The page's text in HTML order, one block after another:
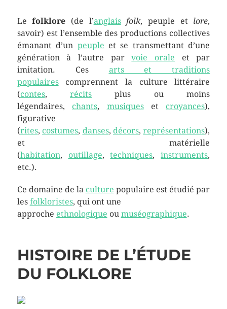
Lefolklore (de l’anglais folk, peuple et lore,
savoir) est l’ensemble des productions collectives
émanant d’un peuple et se transmettant d’une
génération à l’autre parvoie orale et par
imitation. Ces arts et traditions
populairescomprennent la culture littéraire
(contes,récits plus ou moins
légendaires, chants, musiqueset croyances),
figurative
(rites, costumes, danses, décors,représentations),
et matérielle
(habitation, outillage,techniques,instruments,
etc.).
Ce domaine de la culture populaire est étudié par
les folkloristes, qui ont une
approche ethnologique ou muséographique.
HISTOIRE DE L’ÉTUDE
DU FOLKLORE